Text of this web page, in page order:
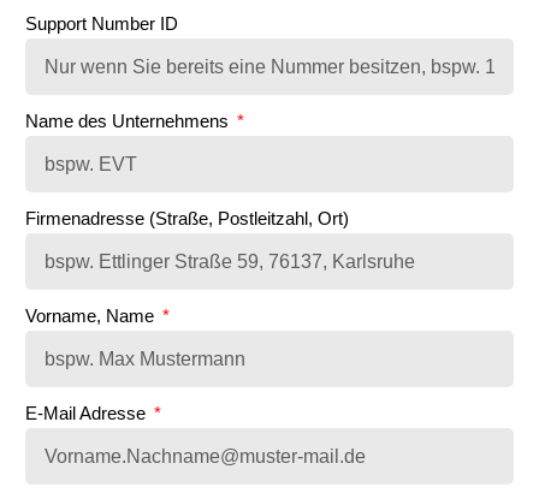
Support Number ID
Name des Unternehmens
Firmenadresse (Straße, Postleitzahl, Ort)
Vorname, Name
E-Mail Adresse